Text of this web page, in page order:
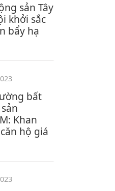
sản Tây
khởi sắc
bẩy hạ
bất
Khan
hộ giá